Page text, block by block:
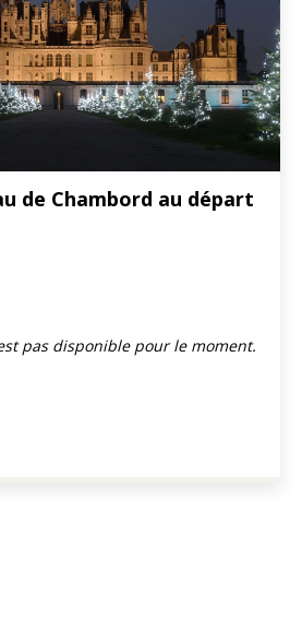
de Chambord au départ
pas disponible pour le moment.